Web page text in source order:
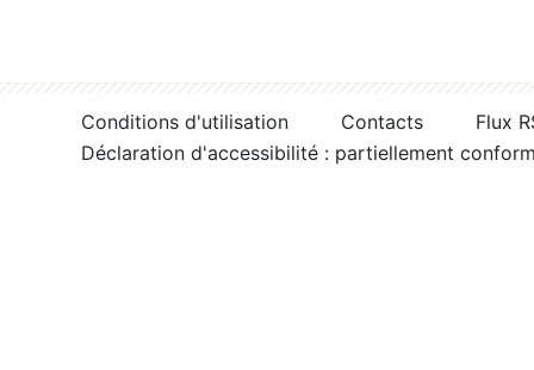
Conditions d'utilisation Contacts
Flux
Déclaration d'accessibilité : partiellement